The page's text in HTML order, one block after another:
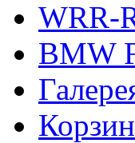
WRR-
BMW